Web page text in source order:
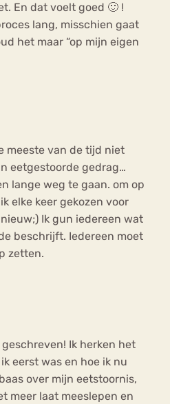
En dat voelt goed 🙂 !
lang, misschien gaat
het maar “op mijn eigen
meeste van de tijd niet
eetgestoorde gedrag…
lange weg te gaan. om op
elke keer gekozen voor
Ik gun iedereen wat
beschrijft. Iedereen moet
zetten.
Ik herken het
eerst was en hoe ik nu
over mijn eetstoornis,
meer laat meeslepen en